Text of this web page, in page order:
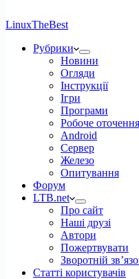
LinuxTheBest
Рубрики
Новини
Огляди
Інструкції
Ігри
Програми
Робоче оточення
Android
Сервер
Железо
Опитування
Форум
LTB.net
Про сайт
Наші друзі
Автори
Пожертвувати
Зворотній
Статті користувачів